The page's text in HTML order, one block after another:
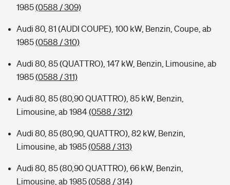
1985(0588 / 309)
Audi 80, 81 (AUDI COUPE), 100 kW, Benzin, Coupe, ab
1985(0588 / 310)
Audi 80, 85 (QUATTRO), 147 kW, Benzin, Limousine, ab
1985(0588 / 311)
Audi 80, 85 (80,90 QUATTRO), 85 kW, Benzin,
Limousine, ab 1984(0588 / 312)
Audi 80, 85 (80,90, QUATTRO), 82 kW, Benzin,
Limousine, ab 1985(0588 / 313)
Audi 80, 85 (80,90 QUATTRO), 66 kW, Benzin,
Limousine, ab 1985(0588 / 314)